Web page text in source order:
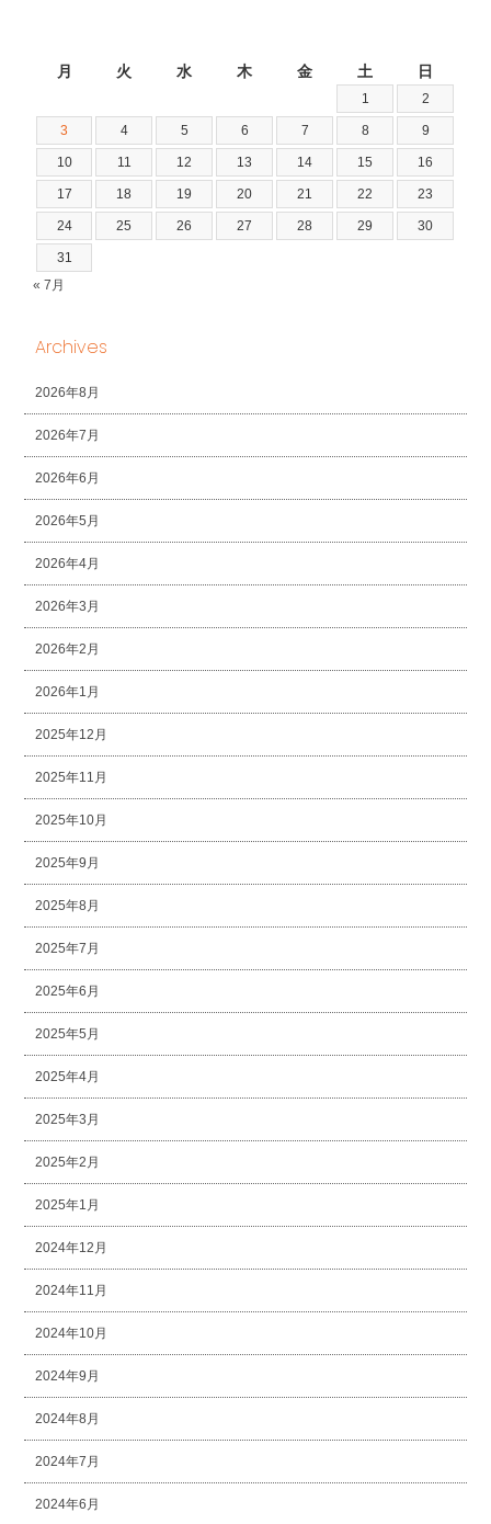
月 火 水 木 金 土 日
1 2
3 4 5 6 7 8 9
10 11 12 13 14 15 16
17 18 19 20 21 22 23
24 25 26 27 28 29 30
31
« 7月
Archives
2026年8月
2026年7月
2026年6月
2026年5月
2026年4月
2026年3月
2026年2月
2026年1月
2025年12月
2025年11月
2025年10月
2025年9月
2025年8月
2025年7月
2025年6月
2025年5月
2025年4月
2025年3月
2025年2月
2025年1月
2024年12月
2024年11月
2024年10月
2024年9月
2024年8月
2024年7月
2024年6月